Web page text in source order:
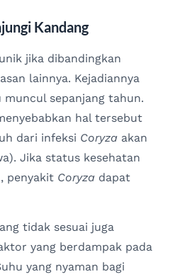
Kandang
jika dibandingkan
lainnya. Kejadiannya
sepanjang tahun.
hal tersebut
dari infeksi Coryza akan
Jika status kesehatan
penyakit Coryza dapat
tidak sesuai juga
yang berdampak pada
yang nyaman bagi